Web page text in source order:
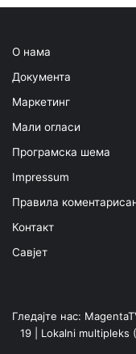
О нама
Документа
Маркетинг
Мали огласи
Програмска шема
Impressum
Правила
Контакт
Савјет
Гледајте нас:
19 | Lokalni multipleks